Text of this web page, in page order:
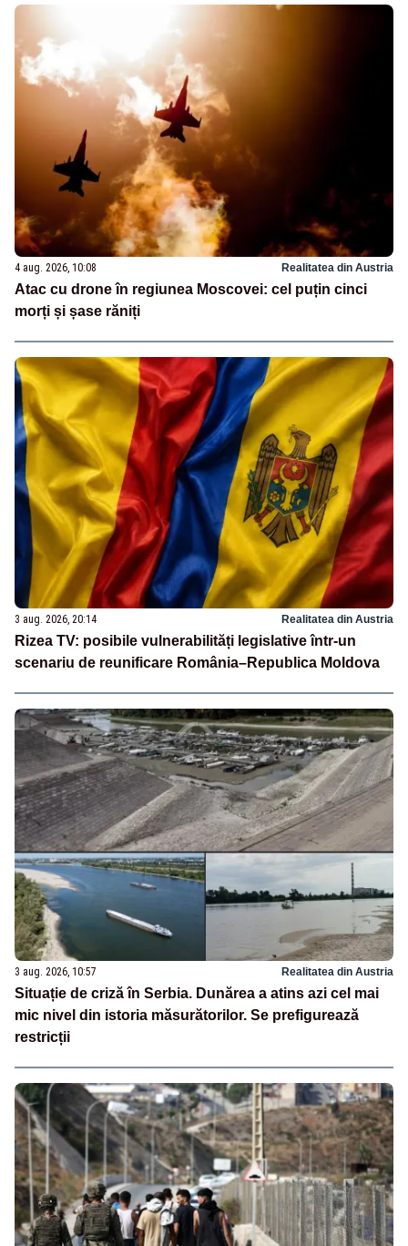
4 aug. 2026, 10:08 Realitatea din Austria
Atac cu drone în regiunea Moscovei: cel puțin cinci
morți și șase răniți
3 aug. 2026, 20:14 Realitatea din Austria
Rizea TV: posibile vulnerabilități legislative într-un
scenariu de reunificare România–Republica Moldova
3 aug. 2026, 10:57 Realitatea din Austria
Situație de criză în Serbia. Dunărea a atins azi cel mai
mic nivel din istoria măsurătorilor. Se prefigurează
restricții